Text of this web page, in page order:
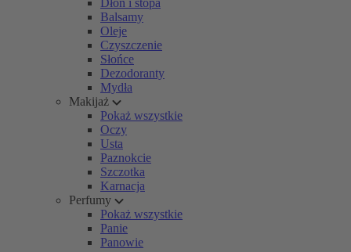
Dłoń i stopa
Balsamy
Oleje
Czyszczenie
Słońce
Dezodoranty
Mydła
Makijaż
Pokaż wszystkie
Oczy
Usta
Paznokcie
Szczotka
Karnacja
Perfumy
Pokaż wszystkie
Panie
Panowie